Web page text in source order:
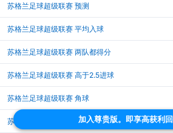
苏格兰足球超级联赛 预测
苏格兰足球超级联赛 平均入球
苏格兰足球超级联赛 两队都得分
苏格兰足球超级联赛 高于2.5进球
苏格兰足球超级联赛 角球
苏格兰足球超级联赛 xG加入尊贵版。即享高获利回